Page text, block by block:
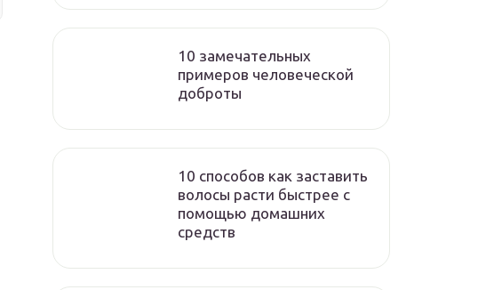
10 замечательных
примеров человеческой
доброты
10 способов как заставить
волосы расти быстрее с
помощью домашних
средств